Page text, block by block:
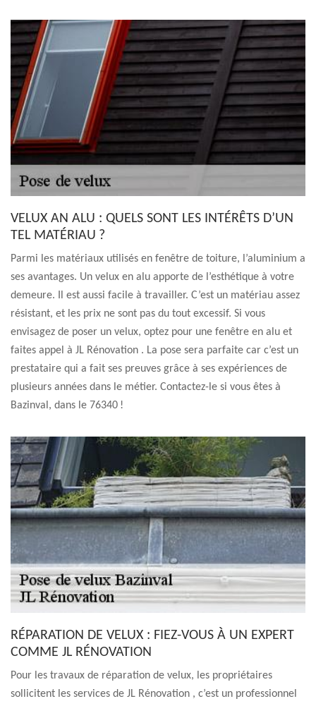
VELUX AN ALU : QUELS SONT LES INTÉRÊTS D’UN
TEL MATÉRIAU ?
Parmi les matériaux utilisés en fenêtre de toiture, l’aluminium a
ses avantages. Un velux en alu apporte de l’esthétique à votre
demeure. Il est aussi facile à travailler. C’est un matériau assez
résistant, et les prix ne sont pas du tout excessif. Si vous
envisagez de poser un velux, optez pour une fenêtre en alu et
faites appel à JL Rénovation . La pose sera parfaite car c’est un
prestataire qui a fait ses preuves grâce à ses expériences de
plusieurs années dans le métier. Contactez-le si vous êtes à
Bazinval, dans le 76340 !
RÉPARATION DE VELUX : FIEZ-VOUS À UN EXPERT
COMME JL RÉNOVATION
Pour les travaux de réparation de velux, les propriétaires
sollicitent les services de JL Rénovation , c’est un professionnel